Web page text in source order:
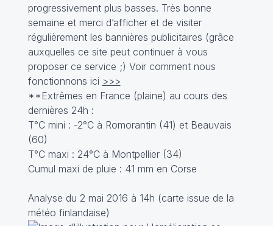
progressivement plus basses. Très bonne
semaine et merci d’afficher et de visiter
régulièrement les bannières publicitaires (grâce
auxquelles ce site peut continuer à vous
proposer ce service ;) Voir comment nous
fonctionnons ici >>>
**Extrêmes en France (plaine) au cours des
dernières 24h :
T°C mini : -2°C à Romorantin (41) et Beauvais
(60)
T°C maxi : 24°C à Montpellier (34)
Cumul maxi de pluie : 41 mm en Corse
Analyse du 2 mai 2016 à 14h (carte issue de la
météo finlandaise)